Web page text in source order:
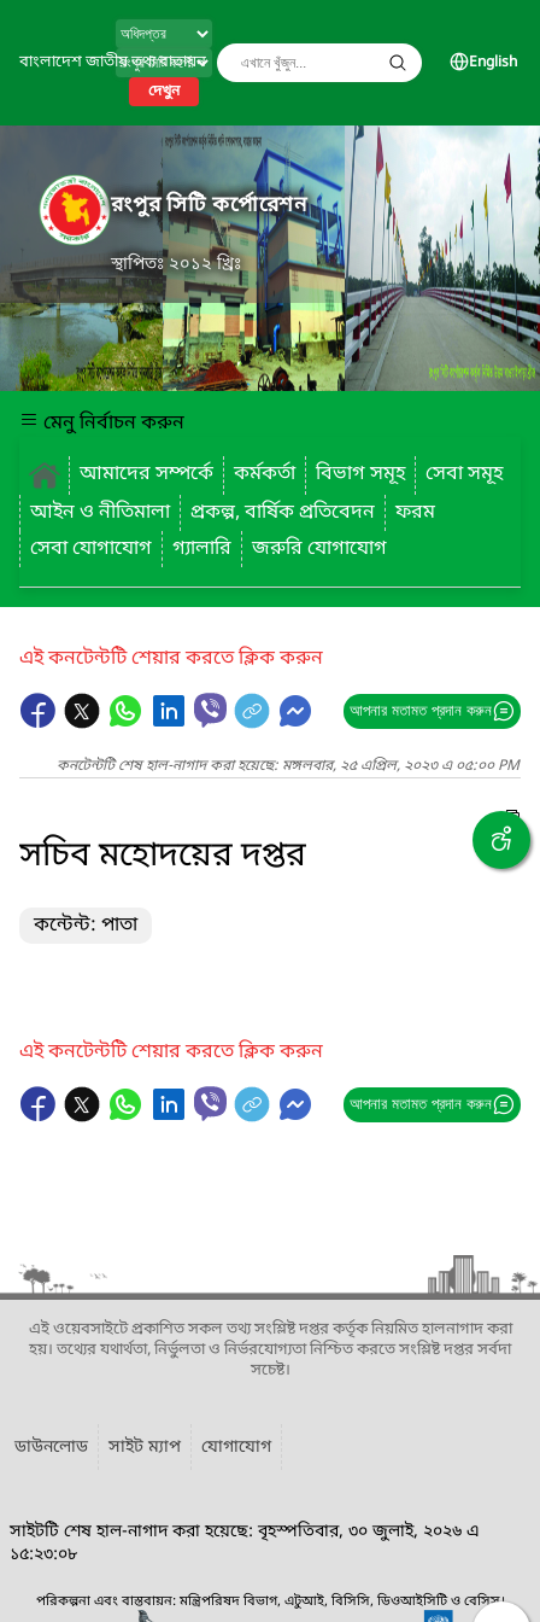
বাংলাদেশ জাতীয় তথ্য বাতায়ন
দেখুন
English
রংপুর সিটি কর্পোরেশন
স্থাপিতঃ ২০১২ খ্রিঃ
মেনু নির্বাচন করুন
আমাদের সম্পর্কে
কর্মকর্তা বিভাগ সমূহ
সেবা সমূহ
আইন ও নীতিমালা
প্রকল্প, বার্ষিক প্রতিবেদন
ফরম
সেবা যোগাযোগ
গ্যালারি জরুরি যোগাযোগ
এই কনটেন্টটি শেয়ার করতে ক্লিক করুন
আপনার মতামত প্রদান করুন
কনটেন্টটি শেষ হাল-নাগাদ করা হয়েছে: মঙ্গলবার, ২৫ এপ্রিল, ২০২৩ এ ০৫:০০ PM
সচিব মহোদয়ের দপ্তর
কন্টেন্ট: পাতা
এই কনটেন্টটি শেয়ার করতে ক্লিক করুন
আপনার মতামত প্রদান করুন
এই ওয়েবসাইটে প্রকাশিত সকল তথ্য সংশ্লিষ্ট দপ্তর কর্তৃক নিয়মিত হালনাগাদ করা
হয়। তথ্যের যথার্থতা, নির্ভুলতা ও নির্ভরযোগ্যতা নিশ্চিত করতে সংশ্লিষ্ট দপ্তর সর্বদা
সচেষ্ট।
ডাউনলোড সাইট ম্যাপ যোগাযোগ
সাইটটি শেষ হাল-নাগাদ করা হয়েছে: বৃহস্পতিবার, ৩০ জুলাই, ২০২৬ এ
১৫:২৩:০৮
পরিকল্পনা এবং বাস্তবায়ন: মন্ত্রিপরিষদ বিভাগ, এটুআই, বিসিসি, ডিওআইসিটি ও বেসিস।